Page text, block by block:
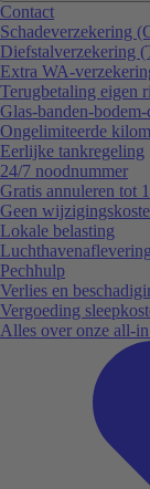
Contact
Schadeverzekering
Diefstalverzekering
Extra WA-
Terugbetaling eigen
Glas-banden-
Ongelimiteerde
Eerlijke tankregeling
24/7 noodnummer
Gratis annuleren tot
Geen
Lokale belasting
Pechhulp
Verlies en
Vergoeding
Alles over onze all-